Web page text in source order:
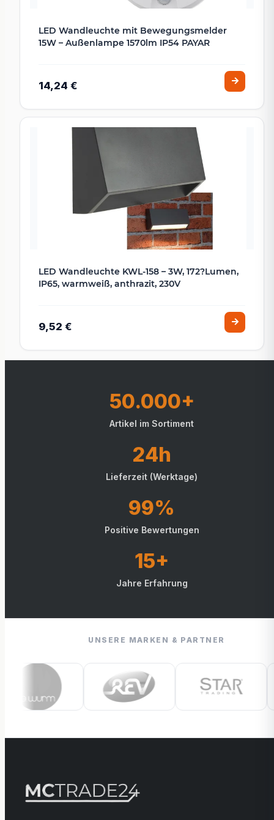
LED Wandleuchte mit Bewegungsmelder
15W – Außenlampe 1570lm IP54 PAYAR
14,24 €
LED Wandleuchte KWL-158 – 3W, 172?Lumen,
IP65, warmweiß, anthrazit, 230V
9,52 €
50.000+
Artikel im Sortiment
24h
Lieferzeit (Werktage)
99%
Positive Bewertungen
15+
Jahre Erfahrung
UNSERE MARKEN & PARTNER